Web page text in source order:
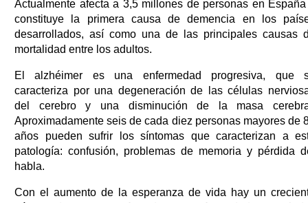
Actualmente afecta a 3,5 millones de personas en
constituye la primera causa de demencia en los
desarrollados, así como una de las principales causas
mortalidad entre los adultos.
El alzhéimer es una enfermedad progresiva, que
caracteriza por una degeneración de las células
del cerebro y una disminución de la masa
Aproximadamente seis de cada diez personas mayores de
años pueden sufrir los síntomas que caracterizan a
patología: confusión, problemas de memoria y pérdida
habla.
Con el aumento de la esperanza de vida hay un